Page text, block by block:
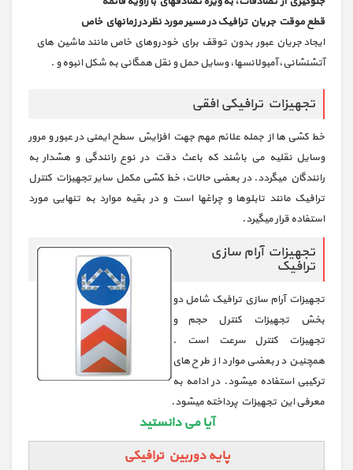
قطع موقت جریان ترافیک در مسیر مورد نظر در زمانهاي خاص
ایجاد جریان عبور بدون توقف براي خودروهاي خاص مانند ماشین هاي
آتشنشانی، آمبولانسها، وسایل حمل و نقل همگانی به شکل انبوه و .
تجهیزات ترافیکی افقی
خط کشی ها از جمله علائم مهم جهت افزایش سطح ایمنی در عبور و مرور
وسایل نقلیه می باشند که باعث دقت در نوع رانندگی و هشدار به
رانندگان میگردد. در بعضی حالات، خط کشی مکمل سایر تجهیزات کنترل
ترافیک مانند تابلوها و چراغها است و در بقیه موارد به تنهایی مورد
استفاده قرار میگیرد.
تجهیزات آرام سازی
ترافیک
تجهیزات آرام سازي ترافیک شامل دو
بخش تجهیزات کنترل حجم و
تجهیزات کنترل سرعت است .
همچنین در بعضی موارد از طرح هاي
ترکیبی استفاده میشود. در ادامه به
معرفی این تجهیزات پرداخته میشود.
آیا می دانستید
پایه دوربین ترافیکی